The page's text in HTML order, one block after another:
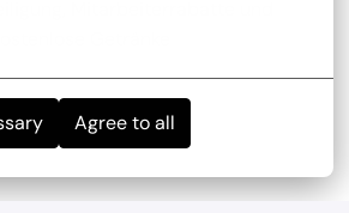
Agree to all
Getränke